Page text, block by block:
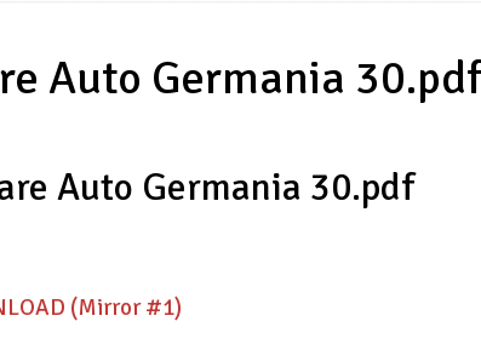
Auto Germania
Auto Germania 30.pdf
(Mirror #1)